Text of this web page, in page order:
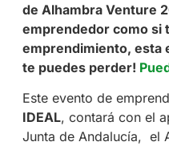
de Alhambra Venture
emprendedor como si
emprendimiento, esta
te puedes perder!
Este evento de
IDEAL, contará con el
Junta de Andalucía, el